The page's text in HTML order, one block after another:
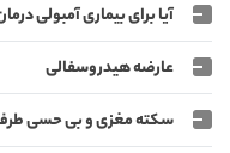
آیا برای بیماری آمبولی
عارضه هیدروسفالی
سکته مغزی و بی حسی